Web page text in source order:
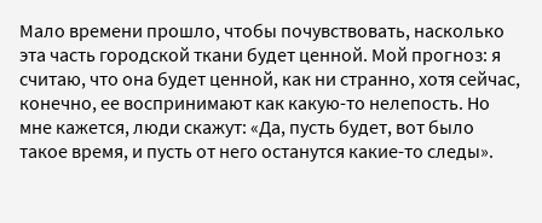
Мало времени прошло, чтобы почувствовать, насколько
эта часть городской ткани будет ценной. Мой прогноз: я
считаю, что она будет ценной, как ни странно, хотя сейчас,
конечно, ее воспринимают как какую-то нелепость. Но
мне кажется, люди скажут: «Да, пусть будет, вот было
такое время, и пусть от него останутся какие-то следы».